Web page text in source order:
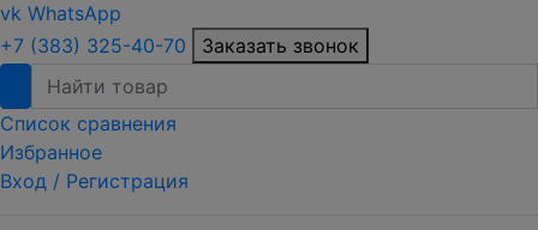
vk WhatsApp
+7 (383) 325-40-70
Заказать звонок
Список сравнения
Избранное
Вход / Регистрация